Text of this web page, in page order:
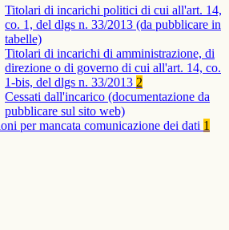
Titolari di incarichi politici di cui all'art. 14,
co. 1, del dlgs n. 33/2013 (da pubblicare in
tabelle)
Titolari di incarichi di amministrazione, di
direzione o di governo di cui all'art. 14, co.
1-bis, del dlgs n. 33/2013 2
Cessati dall'incarico (documentazione da
pubblicare sul sito web)
per mancata comunicazione dei dati 1